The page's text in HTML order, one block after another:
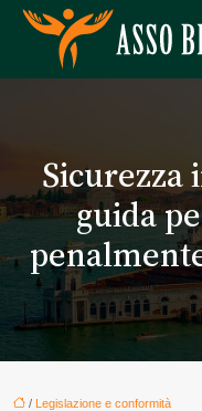
Sicurezza
guida
/ Legislazione e conformità